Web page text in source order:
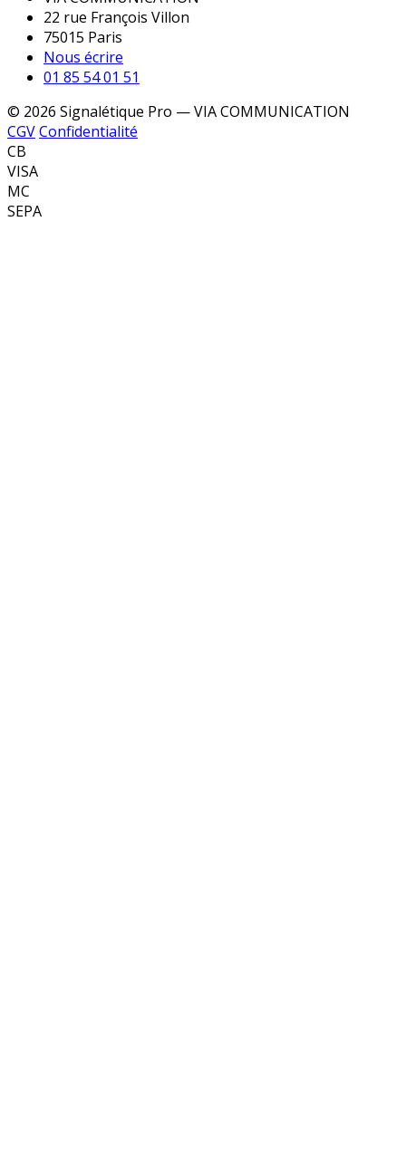
22 rue François Villon
75015 Paris
Nous écrire
01 85 54 01 51
© 2026 Signalétique Pro — VIA COMMUNICATION
CGVConfidentialité
CB
VISA
MC
SEPA